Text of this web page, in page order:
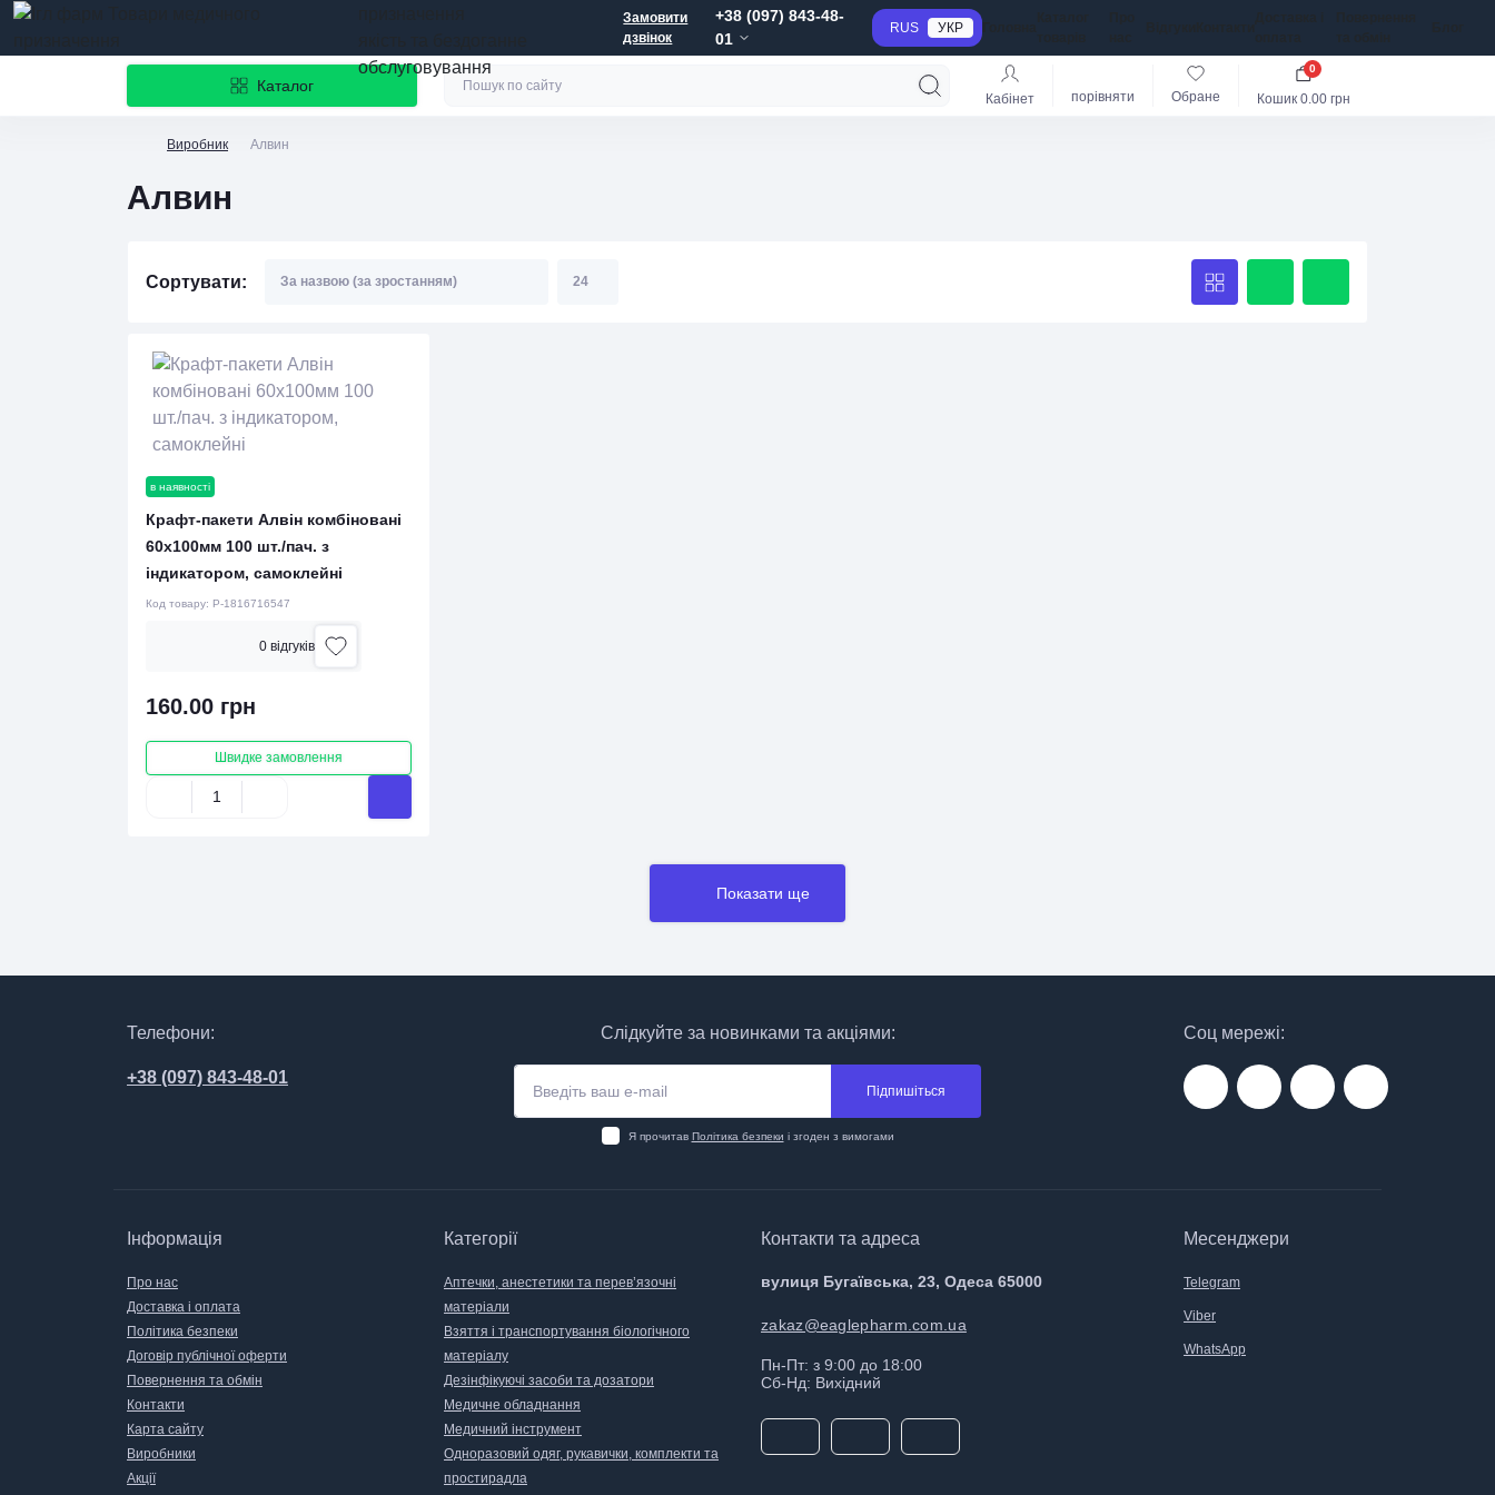
обслуговування
Замовити
дзвінок
+38 (097) 843-48-
01
RUS УКР
Каталог
Кабінет порівняти Обране Кошик 0.00 грн
0
Виробник Алвин
Алвин
Сортувати:
в наявності
Крафт-пакети Алвін комбіновані
60х100мм 100 шт./пач. з
індикатором, самоклейні
Код товару: P-1816716547
0 вiдгукiв
160.00 грн
Швидке замовлення
Показати ще
Телефони:
+38 (097) 843-48-01
Соц мережі:
Слідкуйте за новинками та акціями:
Підпишіться
Я прочитав Політика безпеки і згоден з вимогами
Інформація
Про нас
Доставка і оплата
Політика безпеки
Договір публічної оферти
Повернення та обмін
Контакти
Карта сайту
Виробники
Акції
Категорії
Аптечки, анестетики та перев’язочні
матеріали
Взяття і транспортування біологічного
матеріалу
Дезінфікуючі засоби та дозатори
Медичне обладнання
Медичний інструмент
Одноразовий одяг, рукавички, комплекти та
простирадла
Контакти та адреса
вулиця Бугаївська, 23, Одеса 65000
zakaz@eaglepharm.com.ua
Пн-Пт: з 9:00 до 18:00
Сб-Нд: Вихідний
Месенджери
Telegram
Viber
WhatsApp